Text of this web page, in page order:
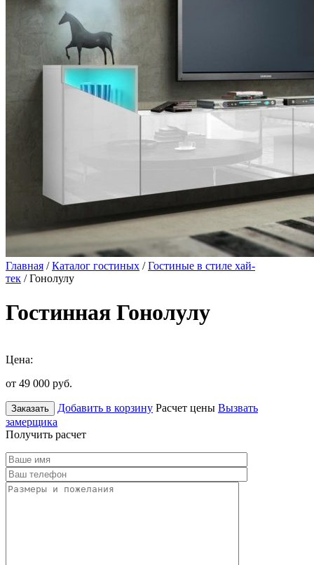
Главная /Каталог гостиных /Гостиные в стиле хай-
тек / Гонолулу
Гостинная Гонолулу
Цена:
от 49 000 руб.
Заказать Добавить в корзину Расчет цены Вызвать
замерщика
Получить расчет